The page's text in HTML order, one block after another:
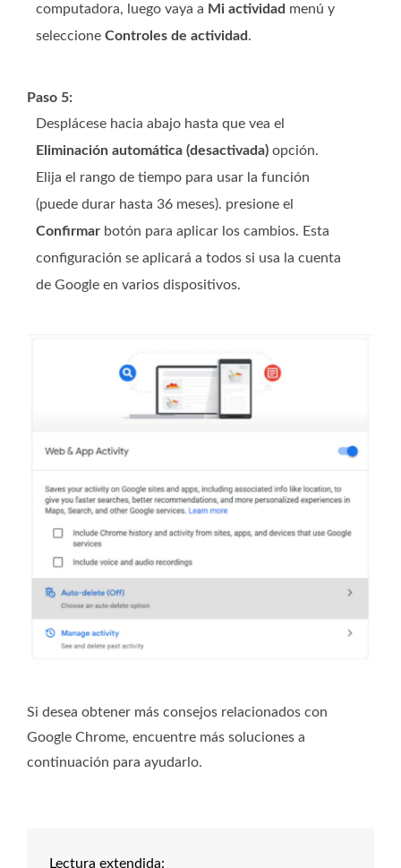
computadora, luego vaya a Mi actividad menú y
seleccione Controles de actividad .
Paso 5:
Desplácese hacia abajo hasta que vea el
Eliminación automática (desactivada) opción.
Elija el rango de tiempo para usar la función
(puede durar hasta 36 meses). presione el
Confirmar botón para aplicar los cambios. Esta
configuración se aplicará a todos si usa la cuenta
de Google en varios dispositivos.
Si desea obtener más consejos relacionados con
Google Chrome, encuentre más soluciones a
continuación para ayudarlo.
Lectura extendida: